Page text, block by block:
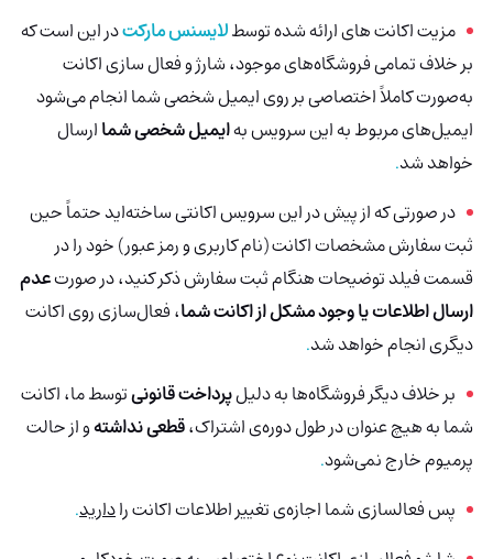
مزیت اکانت های ارائه شده توسطلایسنس مارکتدر این است که
بر خلاف تمامی فروشگاه‌های موجود، شارژ و فعال سازی اکانت
به‌صورت کاملاً اختصاصی بر روی ایمیل شخصی شما انجام می‌شود
ایمیل‌های مربوط به این سرویس بهایمیل شخصی شماارسال
خواهد شد.
در صورتی که از پیش در این سرویس اکانتی ساخته‌اید حتماً حین
ثبت سفارش مشخصات اکانت (نام کاربری و رمز عبور) خود را در
قسمت فیلد توضیحات هنگام ثبت سفارش ذکر کنید، در صورتعدم
ارسال اطلاعات یا وجود مشکل از اکانت شما، فعال‌سازی روی اکانت
دیگری انجام خواهد شد.
بر خلاف دیگر فروشگاه‌ها به دلیلپرداخت قانونیتوسط ما، اکانت
شما به هیچ عنوان در طول دوره‌ی اشتراک،قطعی نداشتهو از حالت
پرمیوم خارج نمی‌شود.
پس فعالسازی شما اجازه‌ی تغییر اطلاعات اکانت رادارید.